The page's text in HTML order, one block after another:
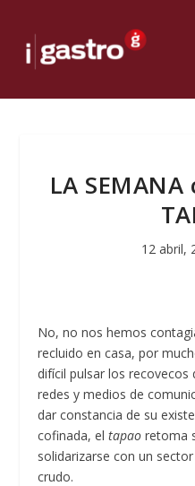
LA
12 abril,
No, no nos hemos
recluido en casa, por
difícil pulsar los recovecos
redes y medios de
dar constancia de su
cofinada, eltapao retoma
solidarizarse con un
crudo.